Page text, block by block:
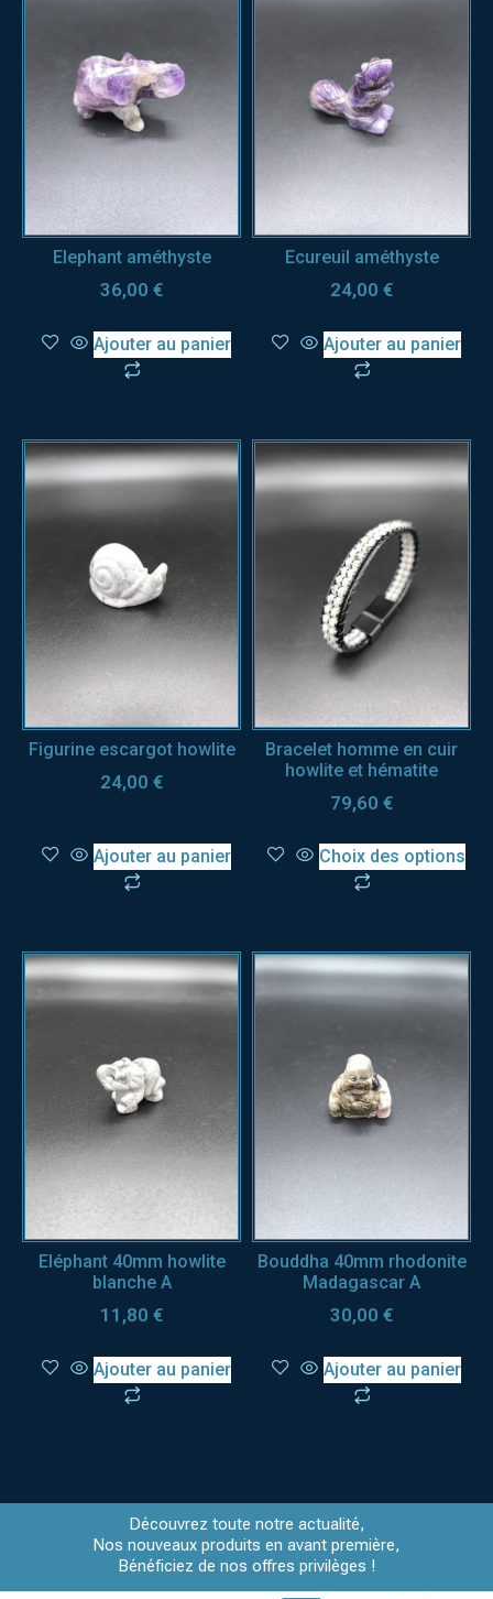
Elephant améthyste
36,00 €
Ajouter au panier
Ecureuil améthyste
24,00 €
Ajouter au panier
Figurine escargot howlite
24,00 €
Ajouter au panier
Bracelet homme en cuir
howlite et hématite
79,60 €
Choix des options
Eléphant 40mm howlite
blanche A
11,80 €
Ajouter au panier
Bouddha 40mm rhodonite
Madagascar A
30,00 €
Ajouter au panier
Découvrez toute notre actualité,
Nos nouveaux produits en avant première,
Bénéficiez de nos offres privilèges !